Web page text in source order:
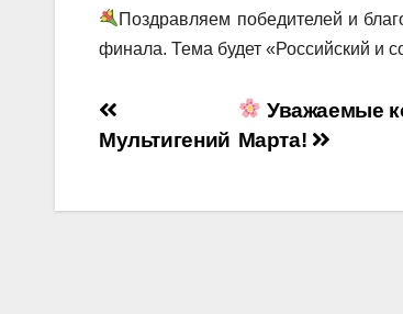
Поздравляем победителей и
финала. Тема будет «Российский и
Навигация
по
записям
Уважаемые
Марта!
Мультигений